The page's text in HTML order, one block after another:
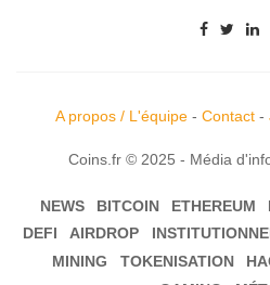
A propos / L'équipe- Contact-
Coins.fr © 2025 - Média
NEWS BITCOIN ETHEREUM
DEFI
AIRDROP
MINING
TOKENISATION